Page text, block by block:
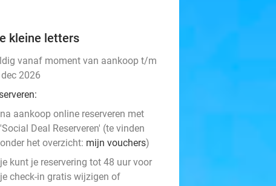
kleine letters
vanaf moment van aankoop t/m
2026
na aankoop online reserveren met
'Social Deal Reserveren' (te vinden
onder het overzicht: mijn vouchers)
je kunt je reservering tot 48 uur voor
je check-in gratis wijzigen of